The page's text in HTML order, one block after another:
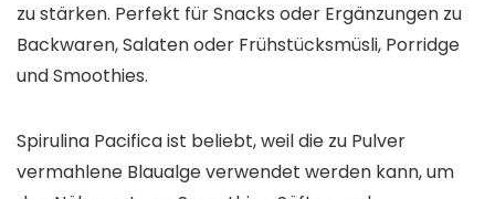
zu stärken. Perfekt für Snacks oder Ergänzungen zu
Backwaren, Salaten oder Frühstücksmüsli, Porridge
und Smoothies.
Spirulina Pacifica ist beliebt, weil die zu Pulver
vermahlene Blaualge verwendet werden kann, um